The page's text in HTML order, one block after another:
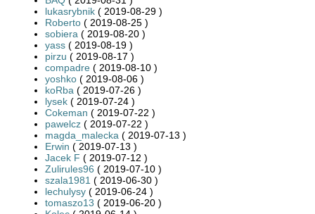
lukasrybnik ( 2019-08-29 )
Roberto ( 2019-08-25 )
sobiera ( 2019-08-20 )
yass ( 2019-08-19 )
pirzu ( 2019-08-17 )
compadre ( 2019-08-10 )
yoshko ( 2019-08-06 )
koRba ( 2019-07-26 )
lysek ( 2019-07-24 )
Cokeman ( 2019-07-22 )
pawelcz ( 2019-07-22 )
magda_malecka ( 2019-07-13 )
Erwin ( 2019-07-13 )
Jacek F ( 2019-07-12 )
Zulirules96 ( 2019-07-10 )
szala1981 ( 2019-06-30 )
lechulysy ( 2019-06-24 )
tomaszo13 ( 2019-06-20 )